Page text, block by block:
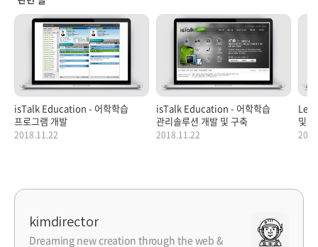
isTalk Education - 어학학습
프로그램 개발
2018.11.22
isTalk Education - 어학학습
관리솔루션 개발 및 구축
2018.11.22
및
kimdirector
Dreaming new creation through the web &